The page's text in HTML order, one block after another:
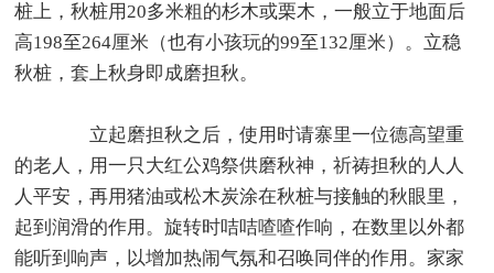
桩上，秋桩用20多米粗的杉木或栗木，一般立于地面后
高198至264厘米（也有小孩玩的99至132厘米）。立稳
秋桩，套上秋身即成磨担秋。
立起磨担秋之后，使用时请寨里一位德高望重
的老人，用一只大红公鸡祭供磨秋神，祈祷担秋的人人
人平安，再用猪油或松木炭涂在秋桩与接触的秋眼里，
起到润滑的作用。旋转时咭咭喳喳作响，在数里以外都
能听到响声，以增加热闹气氛和召唤同伴的作用。家家